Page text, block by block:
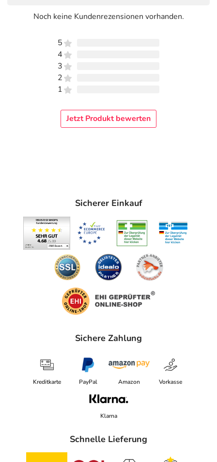
Noch keine Kundenrezensionen vorhanden.
5
4
3
2
1
Jetzt Produkt bewerten
Sicherer Einkauf
Sichere Zahlung
Kreditkarte PayPal Amazon Vorkasse
Klarna
Schnelle Lieferung